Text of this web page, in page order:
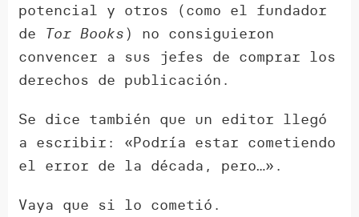
potencial y otros (como el fundador
de Tor Books) no consiguieron
convencer a sus jefes de comprar los
derechos de publicación.
Se dice también que un editor llegó
a escribir: «Podría estar cometiendo
el error de la década, pero…».
Vaya que si lo cometió.